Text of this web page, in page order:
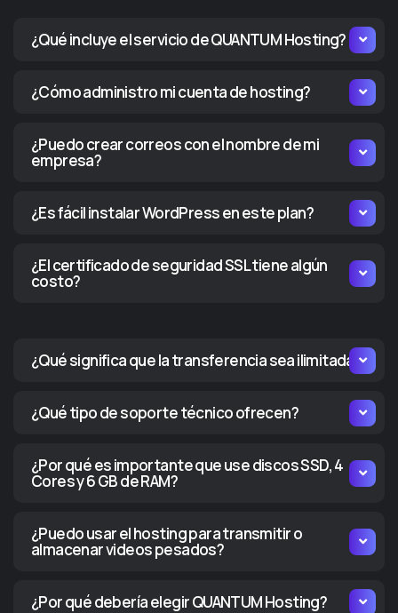
¿Qué incluye el servicio de QUANTUM Hosting?
¿Cómo administro mi cuenta de hosting?
¿Puedo crear correos con el nombre de mi
empresa?
¿Es fácil instalar WordPress en este plan?
¿El certificado de seguridad SSL tiene algún
costo?
¿Qué significa que la transferencia sea ilimitada?
¿Qué tipo de soporte técnico ofrecen?
¿Por qué es importante que use discos SSD, 4
Cores y 6 GB de RAM?
¿Puedo usar el hosting para transmitir o
almacenar videos pesados?
¿Por qué debería elegir QUANTUM Hosting?